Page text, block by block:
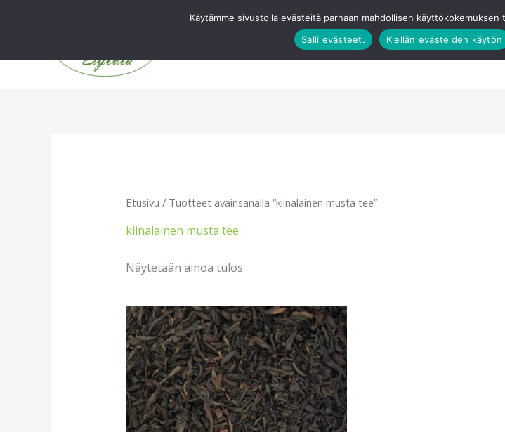
Etusivu
Verkkokauppa Elämykset
Etusivu / Tuotteet avainsanalla “kiinalainen musta tee”
kiinalainen musta tee
Näytetään ainoa tulos
Käytämme sivustolla evästeitä parhaan mahdollisen
Salli evästeet.
Kiellän evästeiden käytön